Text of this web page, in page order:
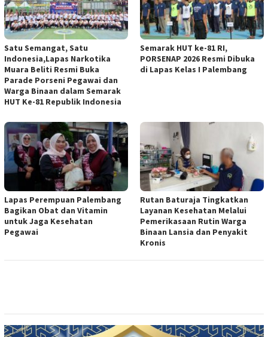
Satu Semangat, Satu
Indonesia,Lapas Narkotika
Muara Beliti Resmi Buka
Parade Porseni Pegawai dan
Warga Binaan dalam Semarak
HUT Ke-81 Republik Indonesia
Semarak HUT ke-81 RI,
PORSENAP 2026 Resmi Dibuka
di Lapas Kelas I Palembang
Lapas Perempuan Palembang
Bagikan Obat dan Vitamin
untuk Jaga Kesehatan
Pegawai
Rutan Baturaja Tingkatkan
Layanan Kesehatan Melalui
Pemerikasaan Rutin Warga
Binaan Lansia dan Penyakit
Kronis